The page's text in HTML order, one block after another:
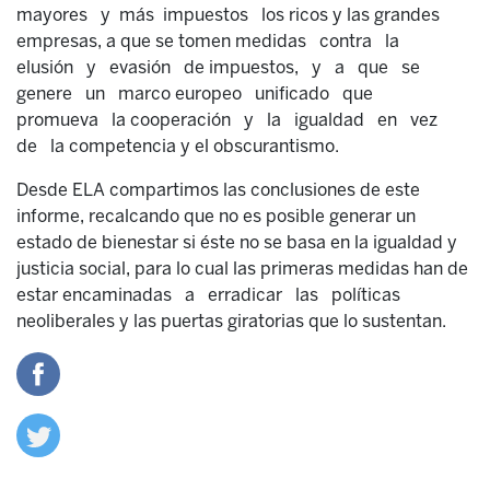
mayores y más impuestos los ricos y las grandes
empresas, a que se tomen medidas contra la
elusión y evasión de impuestos, y a que se
genere un marco europeo unificado que
promueva la cooperación y la igualdad en vez
de la competencia y el obscurantismo.
Desde ELA compartimos las conclusiones de este
informe, recalcando que no es posible generar un
estado de bienestar si éste no se basa en la igualdad y
justicia social, para lo cual las primeras medidas han de
estar encaminadas a erradicar las políticas
neoliberales y las puertas giratorias que lo sustentan.